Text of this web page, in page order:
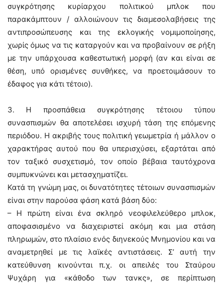
συγκρότησης κυρίαρχου πολιτικού μπλοκ που
παρακάμπτουν / αλλοιώνουν τις διαμεσολαβήσεις της
αντιπροσώπευσης και της εκλογικής νομιμοποίησης,
χωρίς όμως να τις καταργούν και να προβαίνουν σε ρήξη
με την υπάρχουσα καθεστωτική μορφή (αν και είναι σε
θέση, υπό ορισμένες συνθήκες, να προετοιμάσουν το
έδαφος για κάτι τέτοιο).
3. Η προσπάθεια συγκρότησης τέτοιου τύπου
συνασπισμών θα αποτελέσει ισχυρή τάση της επόμενης
περιόδου. Η ακριβής τους πολιτική γεωμετρία ή μάλλον ο
χαρακτήρας αυτού που θα υπερισχύσει, εξαρτάται από
τον ταξικό συσχετισμό, τον οποίο βέβαια ταυτόχρονα
συμπυκνώνει και μετασχηματίζει.
Κατά τη γνώμη μας, οι δυνατότητες τέτοιων συνασπισμών
είναι στην παρούσα φάση κατά βάση δύο:
– Η πρώτη είναι ένα σκληρό νεοφιλελεύθερο μπλοκ,
αποφασισμένο να διαχειριστεί ακόμη και μια στάση
πληρωμών, στo πλαίσιo ενός διηνεκούς Μνημονίου και να
αναμετρηθεί με τις λαϊκές αντιστάσεις. Σ’ αυτή την
κατεύθυνση κινούνται π.χ. οι απειλές του Σταύρου
Ψυχάρη για «κάθοδο των τανκς», σε περίπτωση